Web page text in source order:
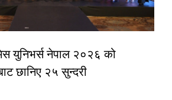
युनिभर्स नेपाल २०२६ को
छानिए २५ सुन्दरी